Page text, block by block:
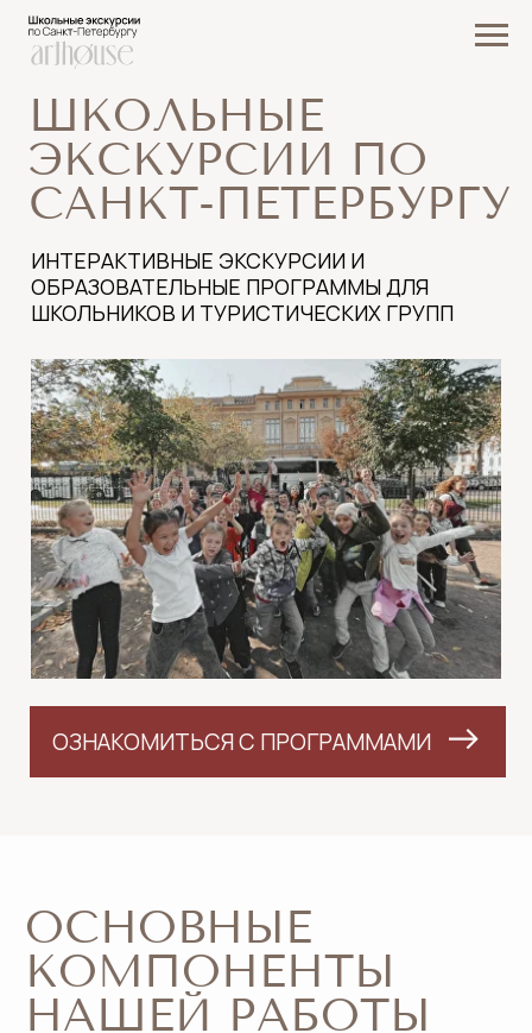
ШКОЛЬНЫЕ
ЭКСКУРСИИ ПО
САНКТ-ПЕТЕРБУРГУ
ИНТЕРАКТИВНЫЕ ЭКСКУРСИИ И
ШКОЛЬНИКОВ И ТУРИСТИЧЕСКИХ ГРУПП
LET'S GO!
ОЗНАКОМИТЬСЯ С ПРОГРАММАМИ
ОСНОВНЫЕ
Предлагаем готовые программы под
ключ
С детьми работают только опытные